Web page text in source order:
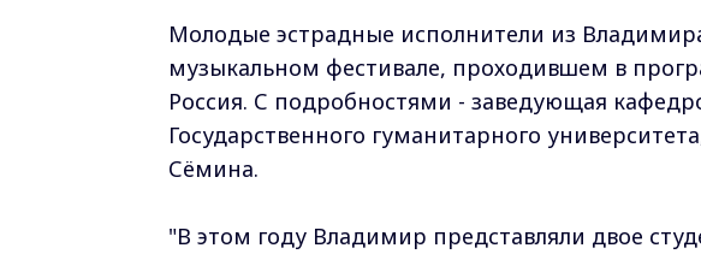
Молодые эстрадные исполнители из
музыкальном фестивале, проходившем в
Россия. С подробностями - заведующая
Государственного гуманитарного
Сёмина.
"В этом году Владимир представляли двое